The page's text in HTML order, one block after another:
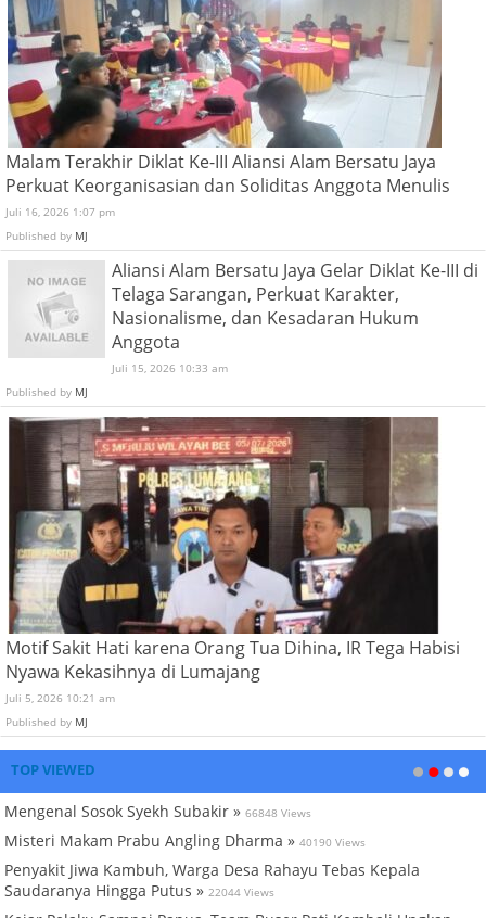
Malam Terakhir Diklat Ke-III Aliansi Alam Bersatu Jaya
Perkuat Keorganisasian dan Soliditas Anggota Menulis
Juli 16, 2026 1:07 pm
Published by MJ
Aliansi Alam Bersatu Jaya Gelar Diklat Ke-III di
Telaga Sarangan, Perkuat Karakter,
Nasionalisme, dan Kesadaran Hukum
Anggota
Juli 15, 2026 10:33 am
Published by MJ
Motif Sakit Hati karena Orang Tua Dihina, IR Tega Habisi
Nyawa Kekasihnya di Lumajang
Juli 5, 2026 10:21 am
Published by MJ
TOP VIEWED
Mengenal Sosok Syekh Subakir » 66848 Views
Misteri Makam Prabu Angling Dharma » 40190 Views
Penyakit Jiwa Kambuh, Warga Desa Rahayu Tebas Kepala
Saudaranya Hingga Putus » 22044 Views